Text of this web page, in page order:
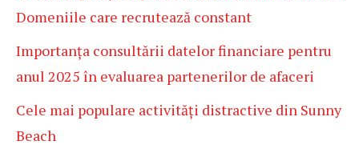
Domeniile care recrutează constant
Importanța consultării datelor financiare pentru
anul 2025 în evaluarea partenerilor de afaceri
Cele mai populare activități distractive din Sunny
Beach